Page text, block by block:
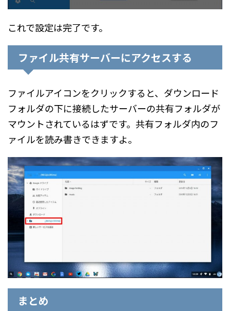
これで設定は完了です。
ファイル共有サーバーにアクセスする
ファイルアイコンをクリックすると、ダウンロード
フォルダの下に接続したサーバーの共有フォルダが
マウントされているはずです。共有フォルダ内のフ
ァイルを読み書きできますよ。
まとめ